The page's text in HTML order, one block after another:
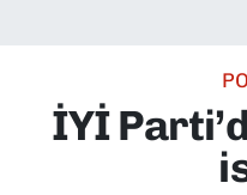
İYİ
EKONOMİ
Süper Lig Puan
Tüm Manşetler